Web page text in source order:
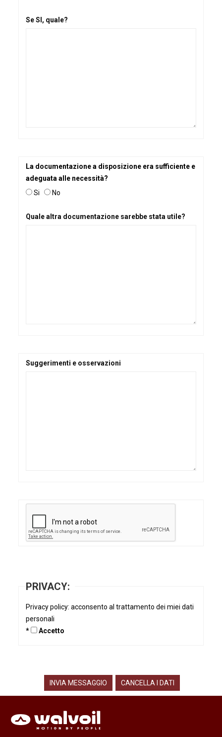
Se SI, quale?
La documentazione a disposizione era sufficiente e
adeguata alle necessità?
Si
No
Quale altra documentazione sarebbe stata utile?
Suggerimenti e osservazioni
PRIVACY:
Privacy policy: acconsento al trattamento dei miei dati
personali
*
Accetto